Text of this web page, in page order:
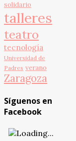
solidario
talleres
teatro
tecnología
Universidad de
Padres verano
Zaragoza
Síguenos en
Facebook